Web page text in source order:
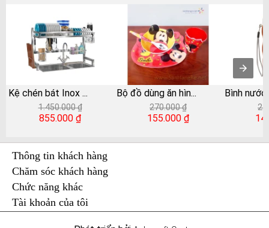
Kệ chén bát Inox ...
1.450.000 ₫
855.000 ₫
Bộ đồ dùng ăn hìn...
270.000 ₫
155.000 ₫
Bình
Thông tin khách hàng
Chăm sóc khách hàng
Chức năng khác
Tài khoản của tôi